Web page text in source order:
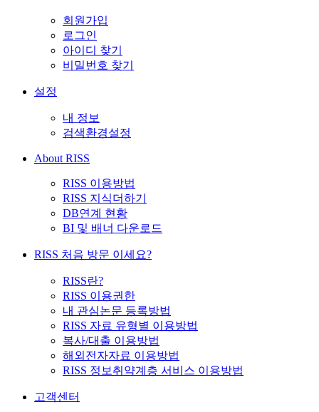
회원가입
로그인
아이디 찾기
비밀번호 찾기
설정
내 정보
검색환경설정
About RISS
RISS 이용방법
RISS 지식더하기
DB연계 현황
BI 및 배너 다운로드
RISS 처음 방문 이세요?
RISS란?
RISS 이용권한
내 관심논문 등록방법
RISS 자료 유형별 이용방법
복사/대출 이용방법
해외전자자료 이용방법
RISS 정보취약계층 서비스 이용방법
고객센터